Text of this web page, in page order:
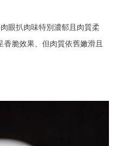
眼扒肉味特別濃郁且肉質柔
脆效果、但肉質依舊嫩滑且